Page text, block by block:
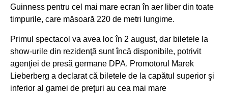
Guinness pentru cel mai mare ecran în aer liber din toate
timpurile, care măsoară 220 de metri lungime.
Primul spectacol va avea loc în 2 august, dar biletele la
show-urile din rezidenţă sunt încă disponibile, potrivit
agenţiei de presă germane DPA. Promotorul Marek
Lieberberg a declarat că biletele de la capătul superior şi
inferior al gamei de preţuri au cea mai mare